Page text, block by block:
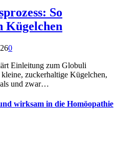
So
Kügelchen
0
Einleitung zum Globuli
zuckerhaltige Kügelchen,
und zwar…
wirksam in die Homöopathie